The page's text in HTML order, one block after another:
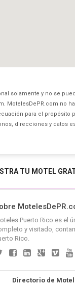
solamente y no se
MotelesDePR.com no
para el propósito
direcciones y datos
TU MOTEL
Puerto Rico es el
y visitado,
Rico.
Directorio de